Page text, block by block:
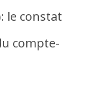
le constat
compte-